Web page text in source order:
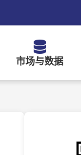
市场与数据